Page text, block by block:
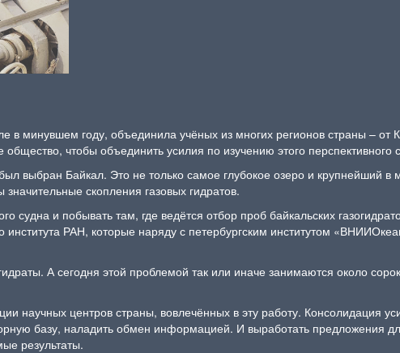
минувшем году, объединила учёных из многих регионов страны – от
чтобы объединить усилия по изучению этого перспективного
выбран Байкал. Это не только самое глубокое озеро и крупнейший в
скопления газовых гидратов.
судна и побывать там, где ведётся отбор проб байкальских
института РАН, которые наряду с петербургским институтом
А сегодня этой проблемой так или иначе занимаются около
научных центров страны, вовлечённых в эту работу. Консолидация
базу, наладить обмен информацией. И выработать предложения
результаты.